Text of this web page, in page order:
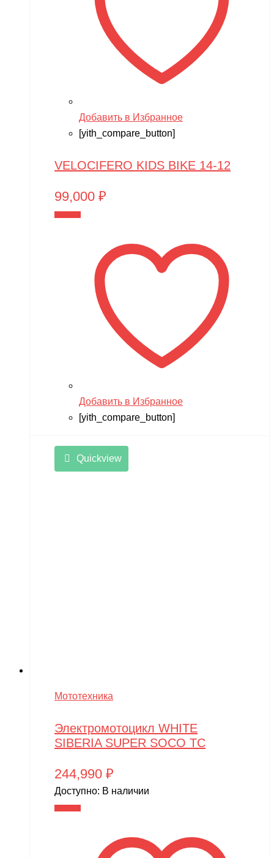
Добавить в Избранное
[yith_compare_button]
VELOCIFERO KIDS BIKE 14-12
99,000 ₽
Добавить в Избранное
[yith_compare_button]
Quickview
Мототехника
Электромотоцикл WHITE
SIBERIA SUPER SOCO TC
244,990 ₽
Доступно: В наличии